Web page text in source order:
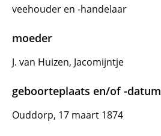
veehouder en -handelaar
moeder
J. van Huizen, Jacomijntje
geboorteplaats en/of -datum
Ouddorp, 17 maart 1874